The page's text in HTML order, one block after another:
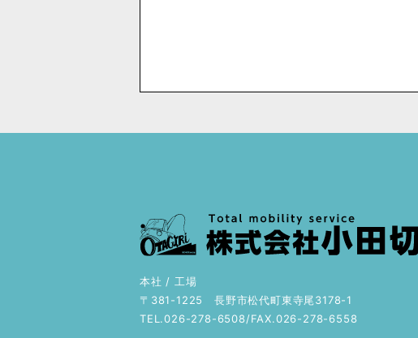
本社 / 工場
〒381-1225 長野市松代町東寺尾3178-1
TEL.026-278-6508/FAX.026-278-6558